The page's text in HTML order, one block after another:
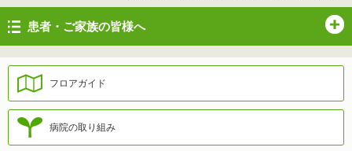
患者・ご家族の皆様へ
フロアガイド
病院の取り組み